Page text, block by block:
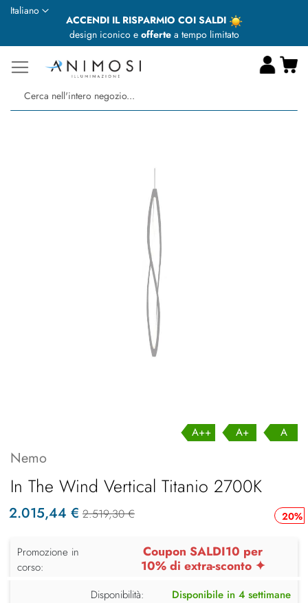
ACCENDI IL RISPARMIO COI SALDI
design iconico e offertea tempo limitato
Lingua
Italiano
A++ A+ A
Nemo
In The Wind Vertical Titanio 2700K
20%
2.015,44 € 2.519,30 €
Promozione in
corso:
Coupon SALDI10 per
10% di extra-sconto ✦
Disponibilità: Disponibile in 4 settimane